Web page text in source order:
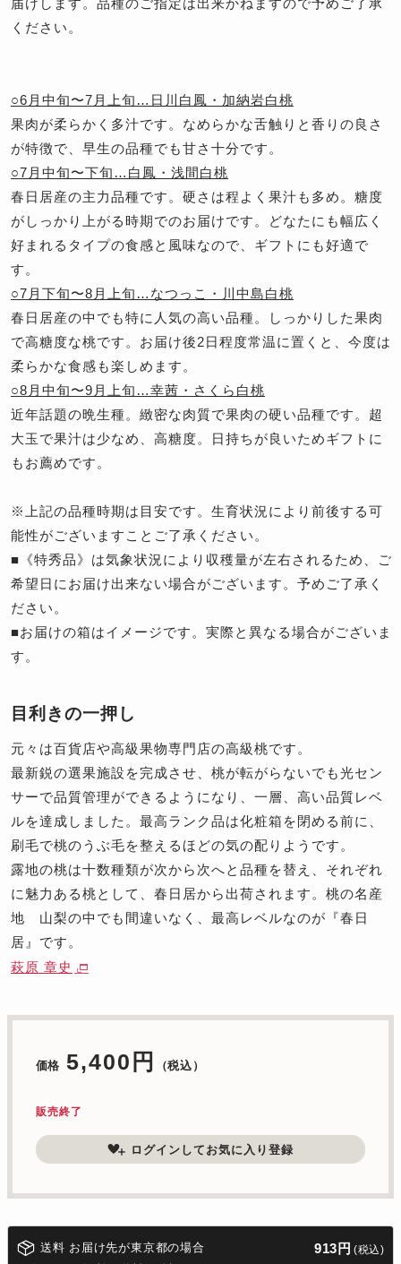
届けします。品種のご指定は出来かねますので予めご了承
ください。
○6月中旬〜7月上旬…日川白鳳・加納岩白桃
果肉が柔らかく多汁です。なめらかな舌触りと香りの良さ
が特徴で、早生の品種でも甘さ十分です。
○7月中旬〜下旬…白鳳・浅間白桃
春日居産の主力品種です。硬さは程よく果汁も多め。糖度
がしっかり上がる時期でのお届けです。どなたにも幅広く
好まれるタイプの食感と風味なので、ギフトにも好適で
す。
○7月下旬〜8月上旬…なつっこ・川中島白桃
春日居産の中でも特に人気の高い品種。しっかりした果肉
で高糖度な桃です。お届け後2日程度常温に置くと、今度は
柔らかな食感も楽しめます。
○8月中旬〜9月上旬…幸茜・さくら白桃
近年話題の晩生種。緻密な肉質で果肉の硬い品種です。超
大玉で果汁は少なめ、高糖度。日持ちが良いためギフトに
もお薦めです。
※上記の品種時期は目安です。生育状況により前後する可
能性がございますことご了承ください。
■《特秀品》は気象状況により収穫量が左右されるため、ご
希望日にお届け出来ない場合がございます。予めご了承く
ださい。
■お届けの箱はイメージです。実際と異なる場合がございま
す。
目利きの一押し
元々は百貨店や高級果物専門店の高級桃です。
最新鋭の選果施設を完成させ、桃が転がらないでも光セン
サーで品質管理ができるようになり、一層、高い品質レベ
ルを達成しました。最高ランク品は化粧箱を閉める前に、
刷毛で桃のうぶ毛を整えるほどの気の配りようです。
露地の桃は十数種類が次から次へと品種を替え、それぞれ
に魅力ある桃として、春日居から出荷されます。桃の名産
地 山梨の中でも間違いなく、最高レベルなのが『春日
居』です。
萩原 章史
価格 5,400円 （税込）
販売終了
ログインしてお気に入り登録
送料 お届け先が東京都の場合 913円 (税込)